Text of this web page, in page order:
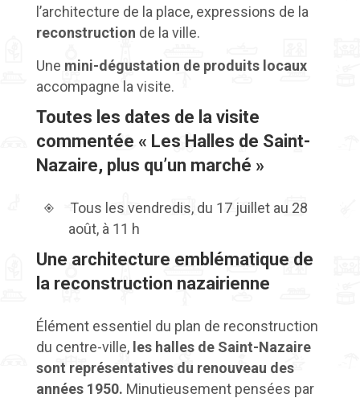
l’architecture de la place, expressions de la
reconstruction de la ville.
Une mini-dégustation de produits locaux
accompagne la visite.
Toutes les dates de la visite
commentée « Les Halles de Saint-
Nazaire, plus qu’un marché »
Tous les vendredis, du 17 juillet au 28
août, à 11 h
Une architecture emblématique de
la reconstruction nazairienne
Élément essentiel du plan de reconstruction
du centre-ville, les halles de Saint-Nazaire
sont représentatives du renouveau des
années 1950. Minutieusement pensées par